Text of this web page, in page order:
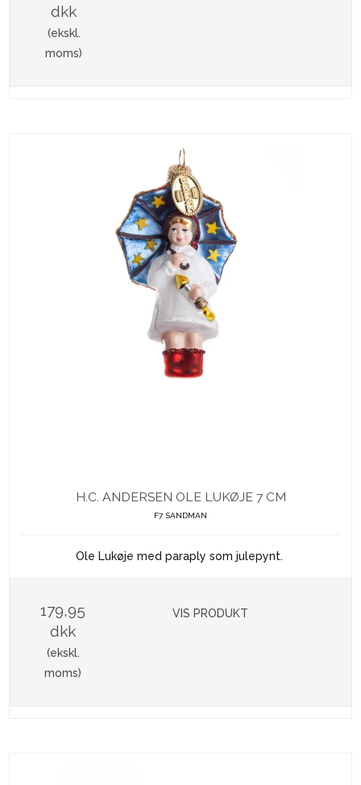
dkk
(ekskl.
moms)
H.C. ANDERSEN OLE LUKØJE 7 CM
F7 SANDMAN
Ole Lukøje med paraply som julepynt.
179,95
dkk
(ekskl.
moms)
VIS PRODUKT